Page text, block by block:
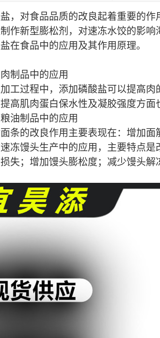
，对食品品质的改良起着重要的
作新型膨松剂，对速冻水饺的影响
在食品中的应用及其作用原理。
制品中的应用
工过程中，添加磷酸盐可以提高肉
高肌肉蛋白保水性及凝胶强度方面
油制品中的应用
条的改良作用主要表现在：增加面
冻馒头生产中的应用，主要特点
失；增加馒头膨松度；减少馒头